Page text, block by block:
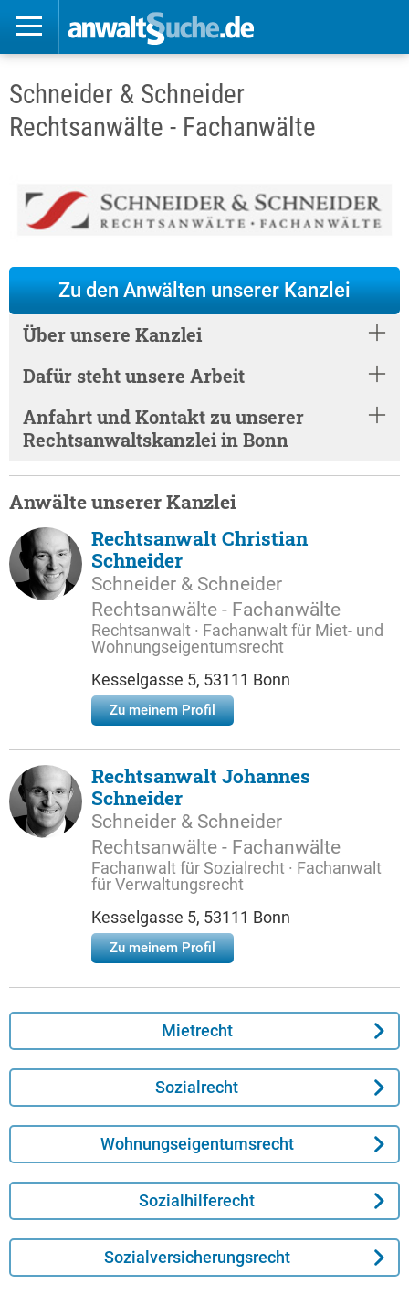
Schneider & Schneider
Rechtsanwälte - Fachanwälte
Zu den Anwälten unserer Kanzlei
Über unsere Kanzlei
Dafür steht unsere Arbeit
Anfahrt und Kontakt zu unserer
Rechtsanwaltskanzlei in Bonn
Anwälte unserer Kanzlei
Rechtsanwalt Christian
Schneider
Schneider & Schneider
Rechtsanwälte - Fachanwälte
Rechtsanwalt · Fachanwalt für Miet- und
Wohnungseigentumsrecht
Kesselgasse 5, 53111 Bonn
Zu meinem Profil
Rechtsanwalt Johannes
Schneider
Schneider & Schneider
Rechtsanwälte - Fachanwälte
Fachanwalt für Sozialrecht · Fachanwalt
für Verwaltungsrecht
Kesselgasse 5, 53111 Bonn
Zu meinem Profil
Mietrecht
Sozialrecht
Wohnungseigentumsrecht
Sozialhilferecht
Sozialversicherungsrecht